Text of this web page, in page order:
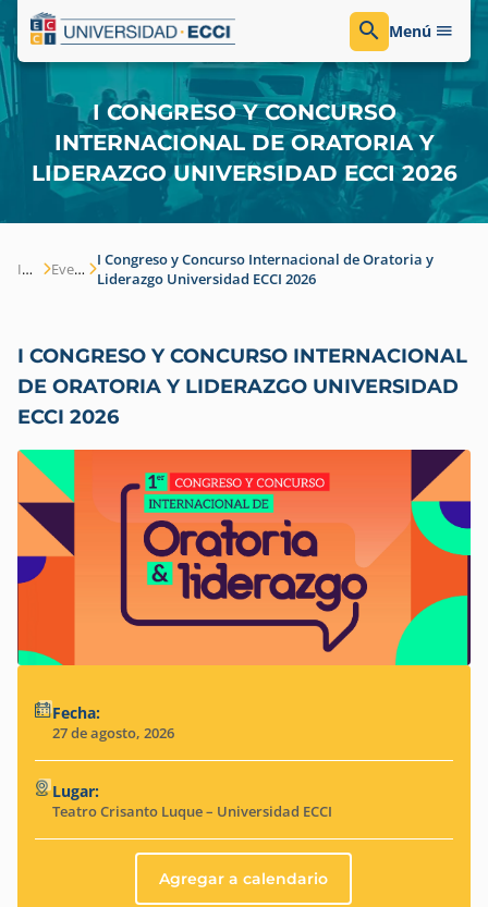
Menú
I CONGRESO Y CONCURSO
INTERNACIONAL DE ORATORIA Y
LIDERAZGO UNIVERSIDAD ECCI 2026
Inicio Eventos
I Congreso y Concurso Internacional de Oratoria y
Liderazgo Universidad ECCI 2026
I CONGRESO Y CONCURSO INTERNACIONAL
DE ORATORIA Y LIDERAZGO UNIVERSIDAD
ECCI 2026
Fecha:
27 de agosto, 2026
Lugar:
Teatro Crisanto Luque – Universidad ECCI
Agregar a calendario